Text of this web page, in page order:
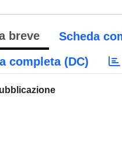
breve
Scheda
completa (DC)